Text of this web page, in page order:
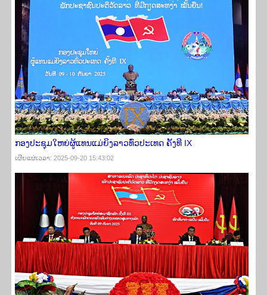
ກອງປະຊຸມໃຫຍ່ຜູ້ແທນແມ່ຍິງລາວທົ່ວປະເທດ ຄັ້ງທີ IX
ເຜີຍ​ແຜ່​ເວ​ລາ: 2025-09-20 15:43:02